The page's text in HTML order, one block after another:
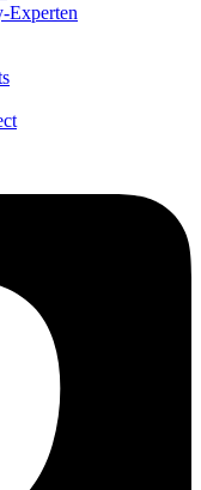
Experten